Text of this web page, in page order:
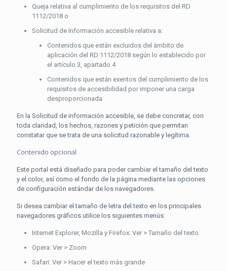
Queja relativa al cumplimiento de los requisitos del RD
1112/2018 o
Solicitud de Información accesible relativa a:
Contenidos que están excluidos del ámbito de
aplicación del RD 1112/2018 según lo establecido por
el artículo 3, apartado 4
Contenidos que están exentos del cumplimiento de los
requisitos de accesibilidad por imponer una carga
desproporcionada
En la Solicitud de información accesible, se debe concretar, con
toda claridad, los hechos, razones y petición que permitan
constatar que se trata de una solicitud razonable y legítima.
Contenido opcional
Este portal está diseñado para poder cambiar el tamaño del texto
y el color, así como el fondo de la página mediante las opciones
de configuración estándar de los navegadores.
Si desea cambiar el tamaño de letra del texto en los principales
navegadores gráficos utilice los siguientes menús:
Internet Explorer, Mozilla y Firefox: Ver > Tamaño del texto
Opera: Ver > Zoom
Safari: Ver > Hacer el texto más grande